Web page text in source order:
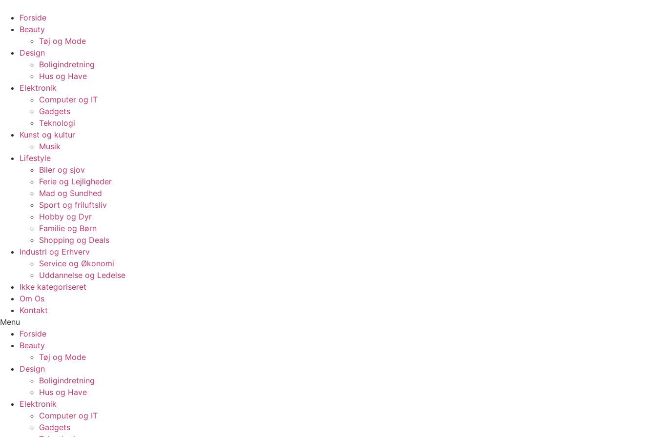
indhold
Forside
Beauty
Tøj og Mode
Design
Boligindretning
Hus og Have
Elektronik
Computer og IT
Gadgets
Teknologi
Kunst og kultur
Musik
Lifestyle
Biler og sjov
Ferie og Lejligheder
Mad og Sundhed
Sport og friluftsliv
Hobby og Dyr
Familie og Børn
Shopping og Deals
Industri og Erhverv
Service og Økonomi
Uddannelse og Ledelse
Ikke kategoriseret
Om Os
Kontakt
Menu
Forside
Beauty
Tøj og Mode
Design
Boligindretning
Hus og Have
Elektronik
Computer og IT
Gadgets